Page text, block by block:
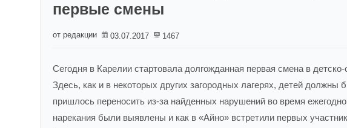
первые смены
от редакции 03.07.2017 1467
Сегодня в Карелии стартовала долгожданная первая смена в
Здесь, как и в некоторых других загородных лагерях, детей должны
пришлось переносить из-за найденных нарушений во время
нарекания были выявлены и как в «Айно» встретили первых